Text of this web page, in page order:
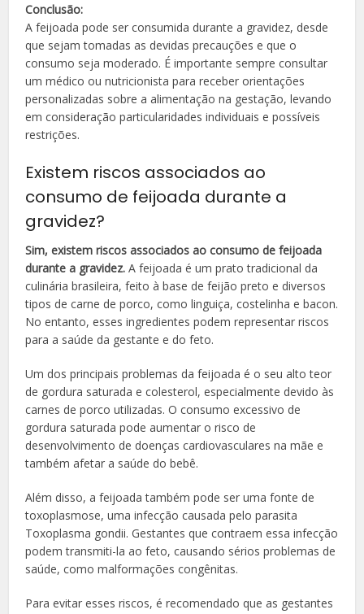
Conclusão:
A feijoada pode ser consumida durante a gravidez, desde
que sejam tomadas as devidas precauções e que o
consumo seja moderado. É importante sempre consultar
um médico ou nutricionista para receber orientações
personalizadas sobre a alimentação na gestação, levando
em consideração particularidades individuais e possíveis
restrições.
Existem riscos associados ao
consumo de feijoada durante a
gravidez?
Sim, existem riscos associados ao consumo de feijoada
durante a gravidez. A feijoada é um prato tradicional da
culinária brasileira, feito à base de feijão preto e diversos
tipos de carne de porco, como linguiça, costelinha e bacon.
No entanto, esses ingredientes podem representar riscos
para a saúde da gestante e do feto.
Um dos principais problemas da feijoada é o seu alto teor
de gordura saturada e colesterol, especialmente devido às
carnes de porco utilizadas. O consumo excessivo de
gordura saturada pode aumentar o risco de
desenvolvimento de doenças cardiovasculares na mãe e
também afetar a saúde do bebê.
Além disso, a feijoada também pode ser uma fonte de
toxoplasmose, uma infecção causada pelo parasita
Toxoplasma gondii. Gestantes que contraem essa infecção
podem transmiti-la ao feto, causando sérios problemas de
saúde, como malformações congênitas.
Para evitar esses riscos, é recomendado que as gestantes